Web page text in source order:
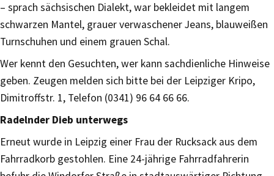
– sprach sächsischen Dialekt, war bekleidet mit langem
schwarzen Mantel, grauer verwaschener Jeans, blauweißen
Turnschuhen und einem grauen Schal.
Wer kennt den Gesuchten, wer kann sachdienliche Hinweise
geben. Zeugen melden sich bitte bei der Leipziger Kripo,
Dimitroffstr. 1, Telefon (0341) 96 64 66 66.
Radelnder Dieb unterwegs
Erneut wurde in Leipzig einer Frau der Rucksack aus dem
Fahrradkorb gestohlen. Eine 24-jährige Fahrradfahrerin